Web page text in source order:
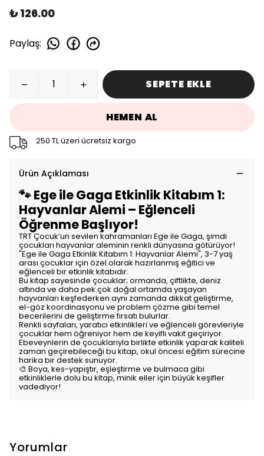
₺ 126.00
Paylaş:
SEPETE EKLE
HEMEN AL
250 TL üzeri ücretsiz kargo
Ürün Açıklaması
🐾 Ege ile Gaga Etkinlik Kitabım 1:
Hayvanlar Alemi – Eğlenceli
Öğrenme Başlıyor!
TRT Çocuk’un sevilen kahramanları Ege ile Gaga, şimdi
çocukları hayvanlar aleminin renkli dünyasına götürüyor!
"Ege ile Gaga Etkinlik Kitabım 1: Hayvanlar Alemi", 3-7 yaş
arası çocuklar için özel olarak hazırlanmış eğitici ve
eğlenceli bir etkinlik kitabıdır.
Bu kitap sayesinde çocuklar; ormanda, çiftlikte, deniz
altında ve daha pek çok doğal ortamda yaşayan
hayvanları keşfederken aynı zamanda dikkat geliştirme,
el-göz koordinasyonu ve problem çözme gibi temel
becerilerini de geliştirme fırsatı bulurlar.
Renkli sayfaları, yaratıcı etkinlikleri ve eğlenceli görevleriyle
çocuklar hem öğreniyor hem de keyifli vakit geçiriyor.
Ebeveynlerin de çocuklarıyla birlikte etkinlik yaparak kaliteli
zaman geçirebileceği bu kitap, okul öncesi eğitim sürecine
harika bir destek sunuyor.
🎨 Boya, kes-yapıştır, eşleştirme ve bulmaca gibi
etkinliklerle dolu bu kitap, minik eller için büyük keşifler
vadediyor!
Yorumlar